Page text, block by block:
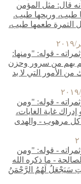
قال: مثل المؤمن
طيب، وريحها طيب.
التمرة طعمها طيب،
- قوله: "ومنها:
بهم من سرور وحزن
الأمور التي لا بد
- قوله: "ومن
غاية الغايات،
كل مرهوب - والهدى
- قوله: "ومن
- ما ذكره الله
سَيَجْعَلُ لَهُمُ الرَّحْمَنُ